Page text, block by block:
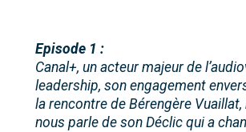
Episode 1 :
Canal+, un acteur majeur de
leadership, son engagement
la rencontre de Bérengère
nous parle de son Déclic qui a